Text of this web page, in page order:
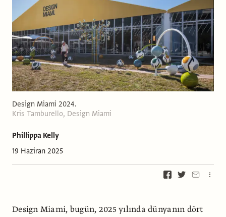
Phillippa Kelly
19 Haziran 2025
Design Miami 2024.
Kris Tamburello, Design Miami
Design Miami, bugün, 2025 yılında dünyanın dört